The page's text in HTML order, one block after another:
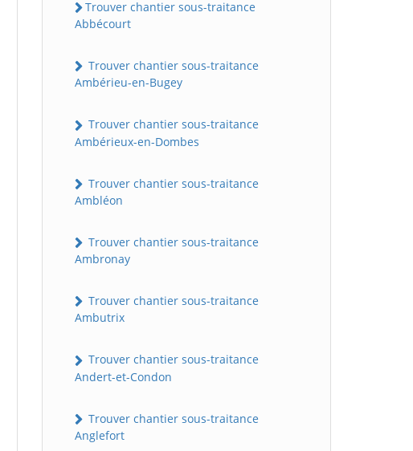
Trouver chantier sous-traitance
Abbécourt
Trouver chantier sous-traitance
Ambérieu-en-Bugey
Trouver chantier sous-traitance
Ambérieux-en-Dombes
Trouver chantier sous-traitance
Ambléon
Trouver chantier sous-traitance
Ambronay
Trouver chantier sous-traitance
Ambutrix
Trouver chantier sous-traitance
Andert-et-Condon
Trouver chantier sous-traitance
Anglefort